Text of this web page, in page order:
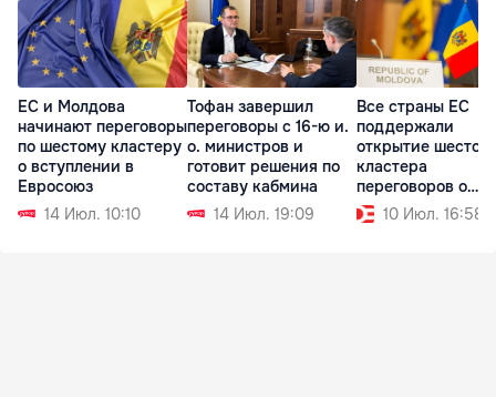
ЕС и Молдова
начинают переговоры
по шестому кластеру
о вступлении в
Евросоюз
14 Июл. 10:10
Тофан завершил
переговоры с 16-ю и.
о. министров и
готовит решения по
составу кабмина
14 Июл. 19:09
Все страны ЕС
поддержали
открытие шестого
кластера
переговоров о
вступлении
10 Июл. 16:58